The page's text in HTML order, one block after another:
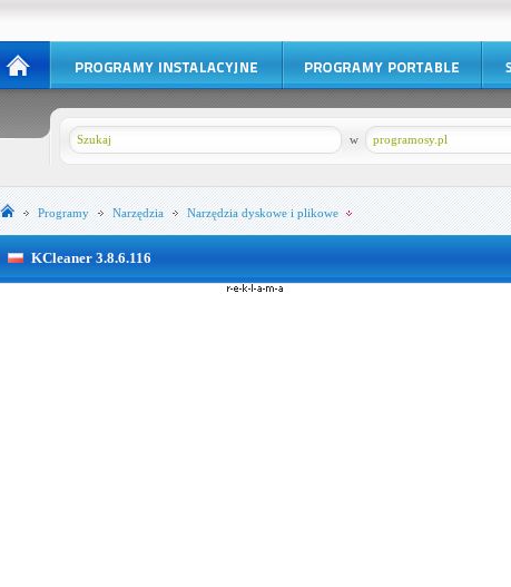
programosy.pl
w
Programy Narzędzia Narzędzia dyskowe i plikowe
KCleaner 3.8.6.116